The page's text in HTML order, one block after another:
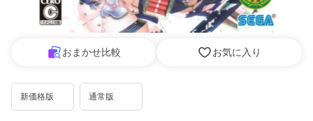
おまかせ比較 お気に入り
新価格版 通常版